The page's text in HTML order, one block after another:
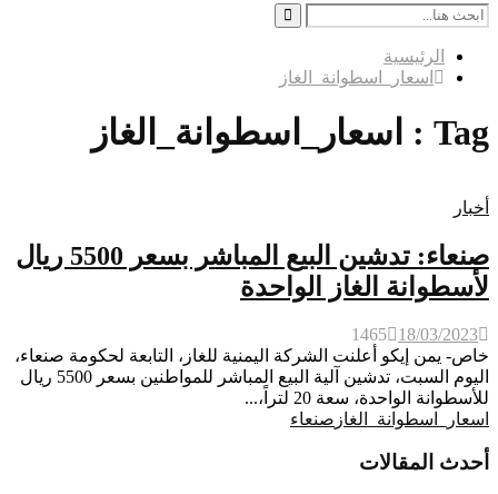
Search
for:
Search
الرئيسية
اسعار_اسطوانة_الغاز
Tag : اسعار_اسطوانة_الغاز
أخبار
صنعاء: تدشين البيع المباشر بسعر 5500 ريال
لأسطوانة الغاز الواحدة
18/03/2023
1465
خاص- يمن إيكو أعلنت الشركة اليمنية للغاز، التابعة لحكومة صنعاء،
اليوم السبت، تدشين آلية البيع المباشر للمواطنين بسعر 5500 ريال
للأسطوانة الواحدة، سعة 20 لتراً،...
اسعار_اسطوانة_الغاز صنعاء
أحدث المقالات